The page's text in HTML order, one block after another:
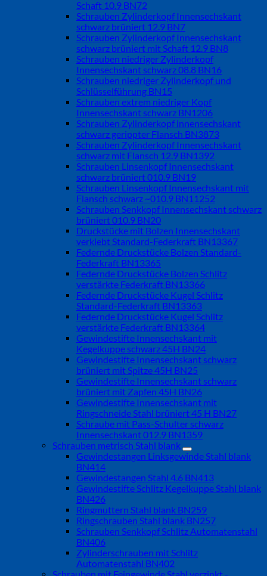
Schaft 10.9 BN72
Schrauben Zylinderkopf Innensechskant
schwarz brüniert 12.9 BN7
Schrauben Zylinderkopf Innensechskant
schwarz brüniert mit Schaft 12.9 BN8
Schrauben niedriger Zylinderkopf
Innensechskant schwarz 08.8 BN16
Schrauben niedriger Zylinderkopf und
Schlüsselführung BN15
Schrauben extrem niedriger Kopf
Innensechskant schwarz BN1206
Schrauben Zylinderkopf innensechskant
schwarz gerippter Flansch BN3873
Schrauben Zylinderkopf Innensechskant
schwarz mit Flansch 12.9 BN1392
Schrauben Linsenkopf Innensechskant
schwarz brüniert 010.9 BN19
Schrauben Linsenkopf Innensechskant mit
Flansch schwarz ~010.9 BN11252
Schrauben Senkkopf Innensechskant schwarz
brüniert 010.9 BN20
Druckstücke mit Bolzen Innensechskant
verklebt Standard-Federkraft BN13367
Federnde Druckstücke Bolzen Standard-
Federkraft BN13365
Federnde Druckstücke Bolzen Schlitz
verstärkte Federkraft BN13366
Federnde Druckstücke Kugel Schlitz
Standard-Federkraft BN13363
Federnde Druckstücke Kugel Schlitz
verstärkte Federkraft BN13364
Gewindestifte Innensechskant mit
Kegelkuppe schwarz 45H BN24
Gewindestifte Innensechskant schwarz
brüniert mit Spitze 45H BN25
Gewindestifte Innensechskant schwarz
brüniert mit Zapfen 45H BN26
Gewindestifte Innensechskant mit
Ringschneide Stahl brüniert 45 H BN27
Schraube mit Pass-Schulter schwarz
Innensechskant 012.9 BN1359
Schrauben metrisch Stahl blank
Gewindestangen Linksgewinde Stahl blank
BN414
Gewindestangen Stahl 4.6 BN413
Gewindestifte Schlitz Kegelkuppe Stahl blank
BN426
Ringmuttern Stahl blank BN259
Ringschrauben Stahl blank BN257
Schrauben Senkkopf Schlitz Automatenstahl
BN406
Zylinderschrauben mit Schlitz
Automatenstahl BN402